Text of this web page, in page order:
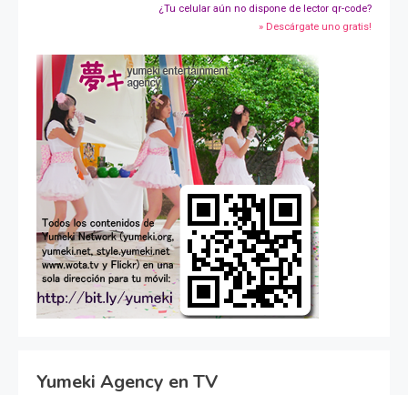
¿Tu celular aún no dispone de lector qr-code?
» Descárgate uno gratis!
Yumeki Agency en TV